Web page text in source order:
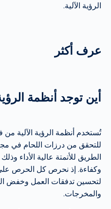
الرؤية الآلية.
عرف أكثر
أين توجد أنظمة
تُستخدم أنظمة الرؤية الآلية من
للتحقق من درزات اللحام في
الطريق للأتمتة عالية الأداء
وكفاءة. إذ نحرص كل الحرص
لتحسين تدفقات العمل وخفض
والمخرجات.